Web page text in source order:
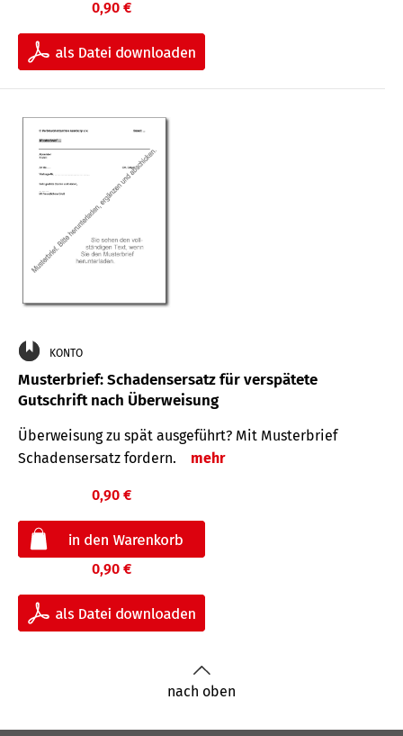
0,90 €
KONTO
Musterbrief: Schadensersatz für verspätete
Gutschrift nach Überweisung
Überweisung zu spät ausgeführt? Mit Musterbrief
Schadensersatz fordern.
mehr
0,90 €
0,90 €
nach oben